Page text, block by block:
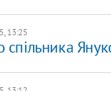
13:25
спільника